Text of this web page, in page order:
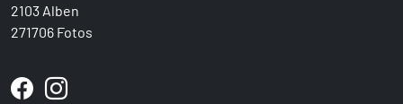
2103 Alben
271706 Fotos